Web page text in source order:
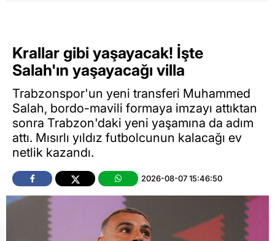
Krallar gibi yaşayacak! İşte
Salah'ın yaşayacağı villa
Trabzonspor'un yeni transferi Muhammed
Salah, bordo-mavili formaya imzayı attıktan
sonra Trabzon'daki yeni yaşamına da adım
attı. Mısırlı yıldız futbolcunun kalacağı ev
netlik kazandı.
2026-08-07 15:46:50